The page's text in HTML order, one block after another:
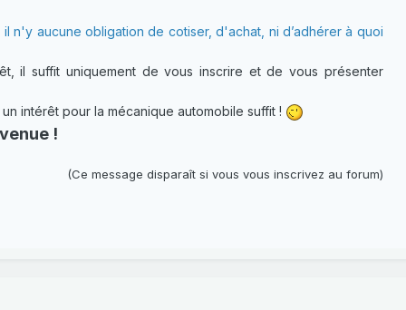
n'y aucune obligation de cotiser, d'achat, ni d’adhérer à quoi
il suffit uniquement de vous inscrire et de vous présenter
intérêt pour la mécanique automobile suffit !
!
(Ce message disparaît si vous vous inscrivez au forum)